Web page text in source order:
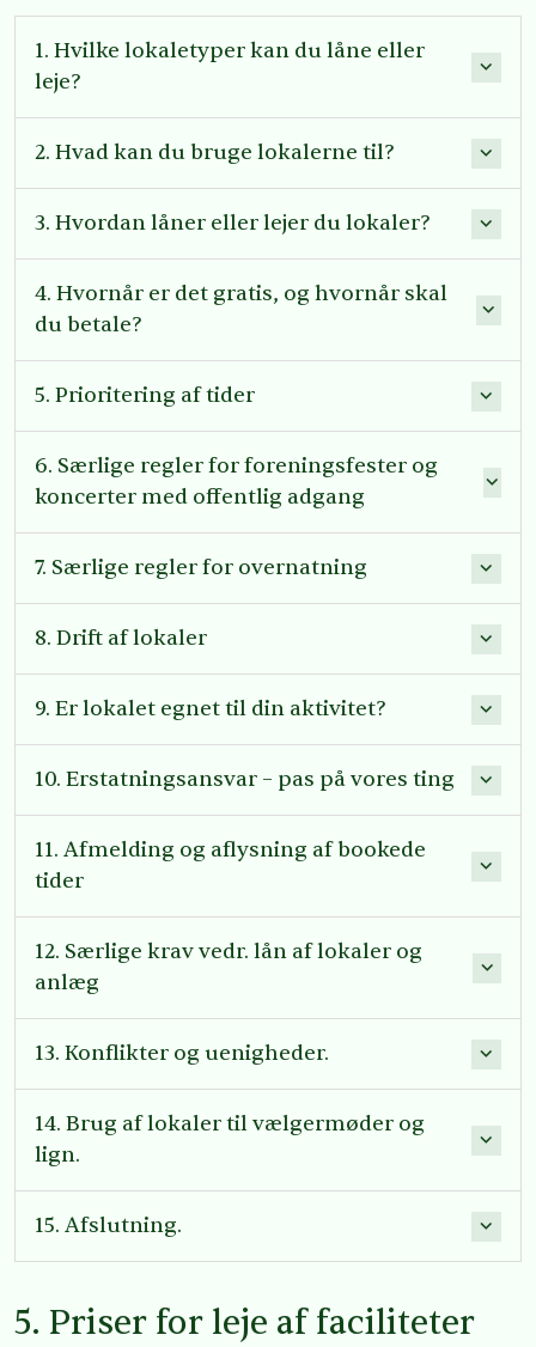
1. Hvilke lokaletyper kan du låne eller
leje?
2. Hvad kan du bruge lokalerne til?
3. Hvordan låner eller lejer du lokaler?
4. Hvornår er det gratis, og hvornår skal
du betale?
5. Prioritering af tider
6. Særlige regler for foreningsfester og
koncerter med offentlig adgang
7. Særlige regler for overnatning
8. Drift af lokaler
9. Er lokalet egnet til din aktivitet?
10. Erstatningsansvar – pas på vores ting
11. Afmelding og aflysning af bookede
tider
12. Særlige krav vedr. lån af lokaler og
anlæg
13. Konflikter og uenigheder.
14. Brug af lokaler til vælgermøder og
lign.
15. Afslutning.
5. Priser for leje af faciliteter